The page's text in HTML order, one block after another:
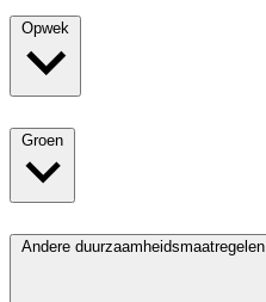
Opwek
Groen
Andere duurzaamheidsmaatregelen